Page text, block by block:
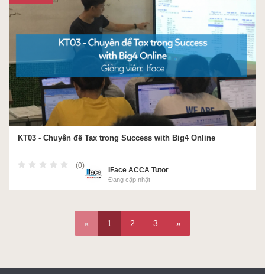
KT03 - Chuyên đề Tax trong Success with Big4 Online
(0)
IFace ACCA Tutor
Đang cập nhật
« 1 2 3 »